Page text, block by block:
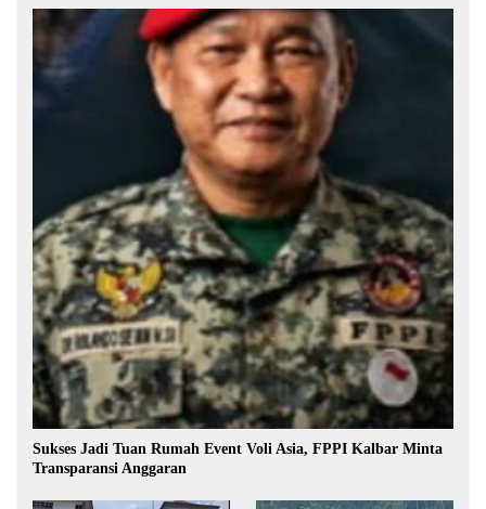
Sukses Jadi Tuan Rumah Event Voli Asia, FPPI Kalbar Minta
Transparansi Anggaran